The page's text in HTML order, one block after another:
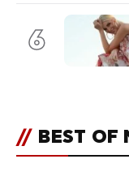
6
// BEST OF